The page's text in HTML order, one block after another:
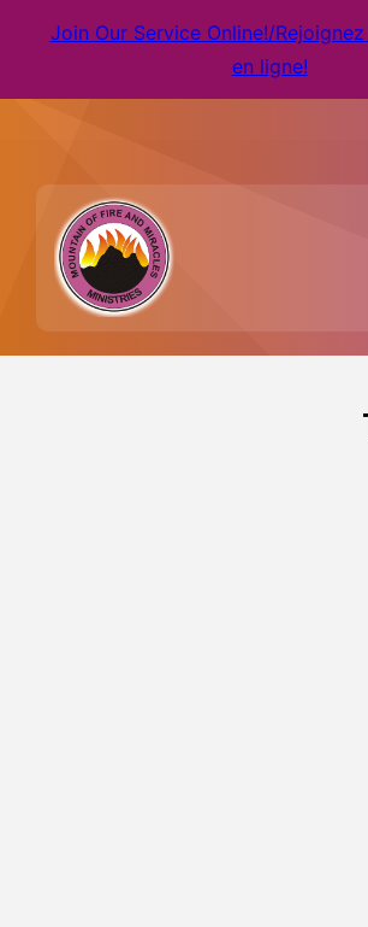
Join Our Service Online!/
en ligne!